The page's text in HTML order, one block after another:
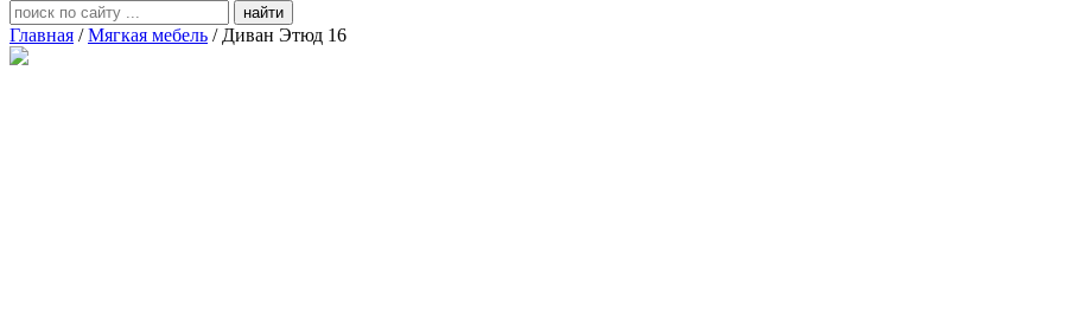
найти
Главная /Мягкая мебель / Диван Этюд 16